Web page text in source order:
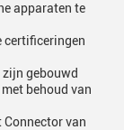
apparaten te
certificeringen
gebouwd
behoud van
Connector van